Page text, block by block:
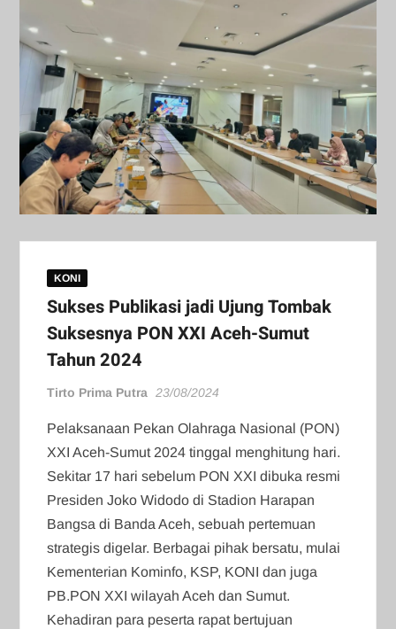
KONI
Sukses Publikasi jadi Ujung Tombak
Suksesnya PON XXI Aceh-Sumut
Tahun 2024
Tirto Prima Putra 23/08/2024
Pelaksanaan Pekan Olahraga Nasional (PON)
XXI Aceh-Sumut 2024 tinggal menghitung hari.
Sekitar 17 hari sebelum PON XXI dibuka resmi
Presiden Joko Widodo di Stadion Harapan
Bangsa di Banda Aceh, sebuah pertemuan
strategis digelar. Berbagai pihak bersatu, mulai
Kementerian Kominfo, KSP, KONI dan juga
PB.PON XXI wilayah Aceh dan Sumut.
Kehadiran para peserta rapat bertujuan